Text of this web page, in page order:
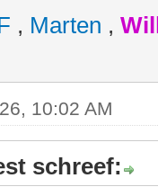
, Marten ,
10:02 AM
schreef: